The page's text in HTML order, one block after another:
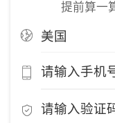
提前算一